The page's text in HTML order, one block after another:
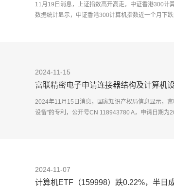
11月19日消息，上证指数高开高走，中证香港300计
数据统计显示，中证香港300计算机指数近一个月下
2024-11-15
富联精密电子申请连接器结构及计算机
能
2024年11月15日消息，国家知识产权局信息显示，
设备"的专利，公开号CN 118943780 A，申请日期为
2024-11-07
计算机ETF（159998）跌0.22%，半日